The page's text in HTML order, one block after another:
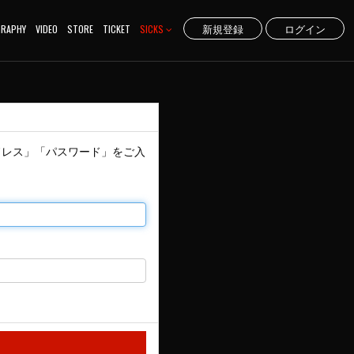
VIDEO STORE TICKET SICKS 新規登録 ログイン
ス」「パスワード」をご入